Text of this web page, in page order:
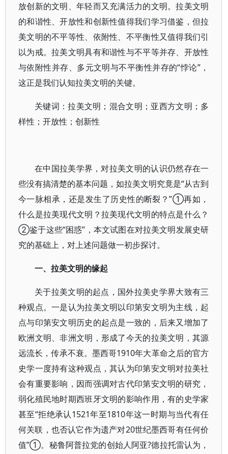
放创新的文明、年轻而又充满活力的文明。拉美文明
的和谐性、开放性和创新性值得我们学习借鉴，但拉
美文明的不平等性、依附性、不平衡性又值得我们引
以为戒。拉美文明具有和谐性与不平等并存、开放性
与依附性并存、多元文明与不平衡性并存的“悖论”，
这正是我们认知拉美文明的关键。
关键词：拉美文明；混合文明；亚西方文明；多
样性；开放性；创新性
在中国拉美学界，对拉美文明的认识仍然存在一
些没有搞清楚的基本问题，如拉美文明究竟是“从古到
今一脉相承，还是发生了历史性的断裂？”①再如，
什么是拉美现代文明？拉美现代文明的特点是什么？
②鉴于这些“困惑”，本文试图在对拉美文明发展史研
究的基础上，对上述问题做一初步探讨。
一、拉美文明的缘起
关于拉美文明的起点，国外拉美史学界大致有三
种观点。一是认为拉美文明以印第安文明为主线，起
点与印第安文明历史的起点是一致的，后来又增加了
欧洲文明、非洲文明，形成了今天的拉美文明，其源
远流长，传承不衰。墨西哥1910年大革命之后的官方
史学一度持有这种观点，其认为印第安文明对拉美社
会有重要影响，因而强调对古代印第安文明的研究，
弱化殖民地时期西班牙文明的影响作用，有的史学家
甚至“拒绝承认1521年至1810年这一时期与当代有任
何关联，也否认它作为遗产对20世纪墨西哥有任何价
值”①。秘鲁阿普拉党的创始人阿亚?德拉托雷认为，